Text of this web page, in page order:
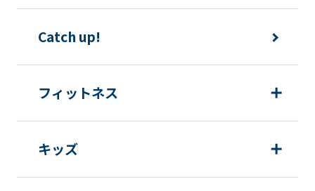
We
understand
Catch up!
フィットネス
キッズ